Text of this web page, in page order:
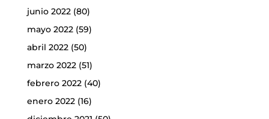
junio 2022(80)
mayo 2022(59)
abril 2022(50)
marzo 2022(51)
febrero 2022(40)
enero 2022(16)